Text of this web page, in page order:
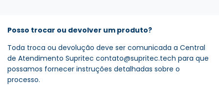
Posso trocar ou devolver um produto?
Toda troca ou devolução deve ser comunicada a Central
de Atendimento Supritec contato@supritec.tech para que
possamos fornecer instruções detalhadas sobre o
processo.